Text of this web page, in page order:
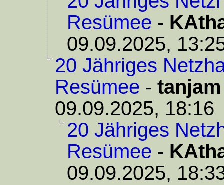
Resümee -
09.09.2025,
20 Jähriges
Resümee - tanjam
09.09.2025, 18:16
20 Jähriges
Resümee -
09.09.2025,